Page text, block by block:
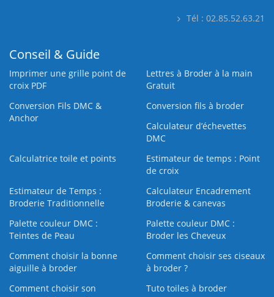
Tél : 02.85.52.63.21
Conseil & Guide
Imprimer une grille point de
croix PDF
Lettres à Broder à la main
Gratuit
Conversion Fils DMC &
Anchor
Conversion fils à broder
Calculateur d’échevettes
DMC
Calculatrice toile et points
Estimateur de temps : Point
de croix
Estimateur de Temps :
Broderie Traditionnelle
Calculateur Encadrement
Broderie & canevas
Palette couleur DMC :
Teintes de Peau
Palette couleur DMC :
Broder les Cheveux
Comment choisir la bonne
aiguille à broder
Comment choisir ses ciseaux
à broder ?
Comment choisir son
Tuto toiles à broder